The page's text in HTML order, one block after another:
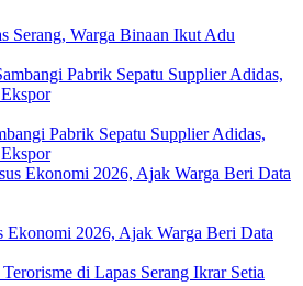
Serang, Warga Binaan Ikut Adu
Pabrik Sepatu Supplier Adidas,
Ekonomi 2026, Ajak Warga Beri Data